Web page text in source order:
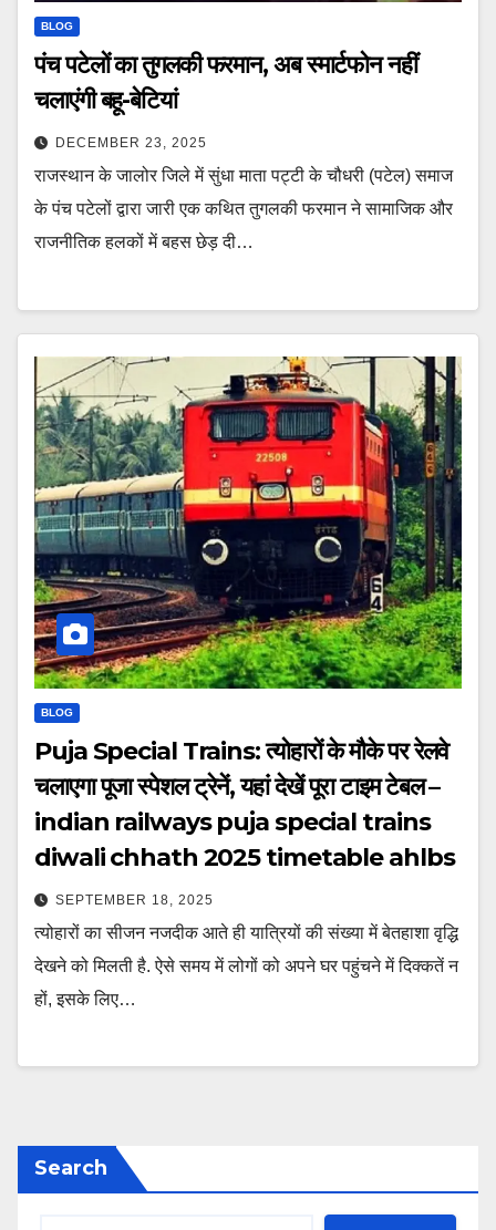
BLOG
पंच पटेलों का तुगलकी फरमान, अब स्मार्टफोन नहीं
चलाएंगी बहू-बेटियां
DECEMBER 23, 2025
राजस्थान के जालोर जिले में सुंधा माता पट्टी के चौधरी (पटेल) समाज
के पंच पटेलों द्वारा जारी एक कथित तुगलकी फरमान ने सामाजिक और
राजनीतिक हलकों में बहस छेड़ दी…
BLOG
Puja Special Trains: त्योहारों के मौके पर रेलवे
चलाएगा पूजा स्पेशल ट्रेनें, यहां देखें पूरा टाइम टेबल –
indian railways puja special trains
diwali chhath 2025 timetable ahlbs
SEPTEMBER 18, 2025
त्योहारों का सीजन नजदीक आते ही यात्रियों की संख्या में बेतहाशा वृद्धि
देखने को मिलती है. ऐसे समय में लोगों को अपने घर पहुंचने में दिक्कतें न
हों, इसके लिए…
Search